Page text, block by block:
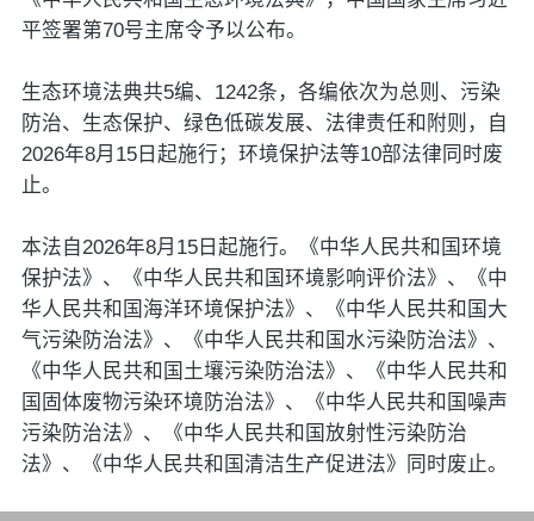
平签署第70号主席令予以公布。
生态环境法典共5编、1242条，各编依次为总则、污染
防治、生态保护、绿色低碳发展、法律责任和附则，自
2026年8月15日起施行；环境保护法等10部法律同时废
止。
本法自2026年8月15日起施行。《中华人民共和国环境
保护法》、《中华人民共和国环境影响评价法》、《中
华人民共和国海洋环境保护法》、《中华人民共和国大
气污染防治法》、《中华人民共和国水污染防治法》、
《中华人民共和国土壤污染防治法》、《中华人民共和
国固体废物污染环境防治法》、《中华人民共和国噪声
污染防治法》、《中华人民共和国放射性污染防治
法》、《中华人民共和国清洁生产促进法》同时废止。